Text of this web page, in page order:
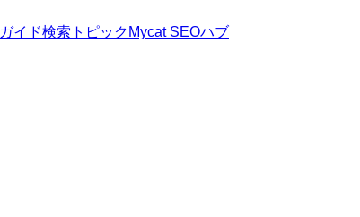
ガイド検索トピック Mycat SEOハブ